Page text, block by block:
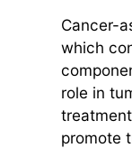
Cancer-
which
role in
promote